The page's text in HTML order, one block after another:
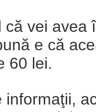
că vei
e că
60 lei.
informaţii,